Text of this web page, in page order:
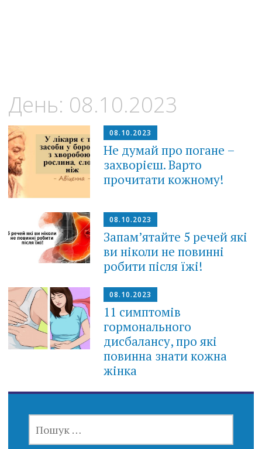
День: 08.10.2023
08.10.2023
Не думай про погане –
захворієш. Варто
прочитати кожному!
08.10.2023
Запам’ятайте 5 речей які
ви ніколи не повинні
робити після їжі!
08.10.2023
11 симптомів
гормонального
дисбалансу, про які
повинна знати кожна
жінка